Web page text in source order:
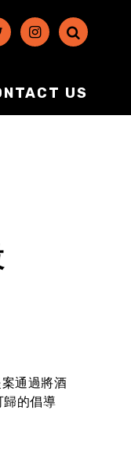
US
通過將酒
歸的倡導